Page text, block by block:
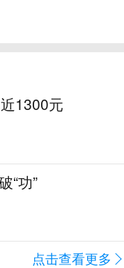
1300元
“功”
点击查看更多